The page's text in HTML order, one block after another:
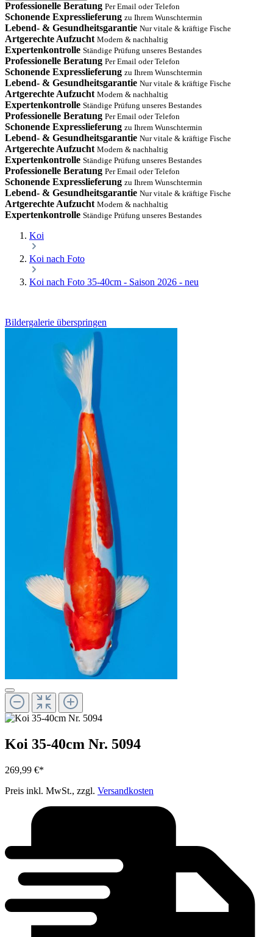
Professionelle Beratung Per Email oder Telefon
Schonende Expresslieferung zu Ihrem Wunschtermin
Lebend- & Gesundheitsgarantie Nur vitale & kräftige Fische
Artgerechte Aufzucht Modern & nachhaltig
Expertenkontrolle Ständige Prüfung unseres Bestandes
Professionelle Beratung Per Email oder Telefon
Schonende Expresslieferung zu Ihrem Wunschtermin
Lebend- & Gesundheitsgarantie Nur vitale & kräftige Fische
Artgerechte Aufzucht Modern & nachhaltig
Expertenkontrolle Ständige Prüfung unseres Bestandes
Professionelle Beratung Per Email oder Telefon
Schonende Expresslieferung zu Ihrem Wunschtermin
Lebend- & Gesundheitsgarantie Nur vitale & kräftige Fische
Artgerechte Aufzucht Modern & nachhaltig
Expertenkontrolle Ständige Prüfung unseres Bestandes
Professionelle Beratung Per Email oder Telefon
Schonende Expresslieferung zu Ihrem Wunschtermin
Lebend- & Gesundheitsgarantie Nur vitale & kräftige Fische
Artgerechte Aufzucht Modern & nachhaltig
Expertenkontrolle Ständige Prüfung unseres Bestandes
Koi
Koi nach Foto
Koi nach Foto 35-40cm - Saison 2026 - neu
Bildergalerie überspringen
Koi 35-40cm Nr. 5094
269,99 €*
Preis inkl. MwSt., zzgl. Versandkosten